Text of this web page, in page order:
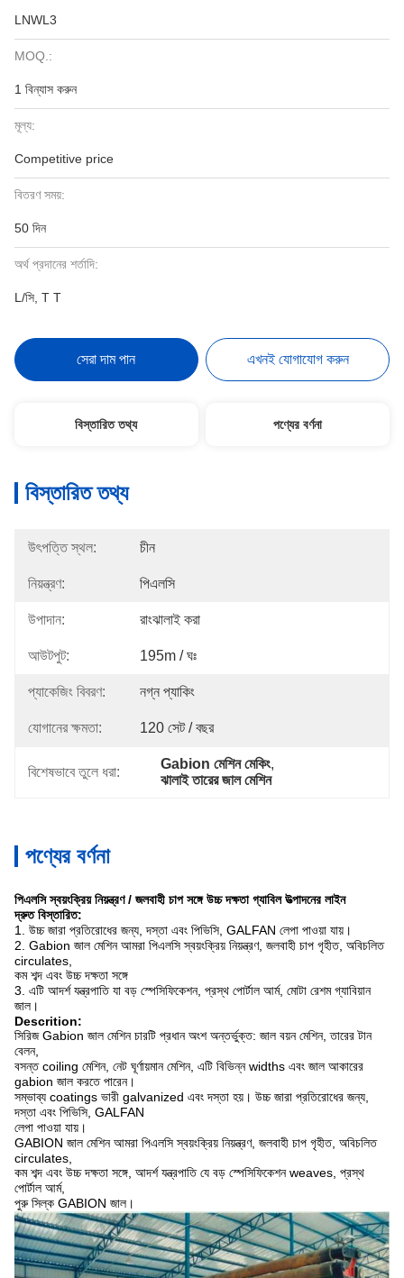
LNWL3
MOQ.:
1 বিন্যাস করুন
মূল্য:
Competitive price
বিতরণ সময়:
50 দিন
অর্থ প্রদানের শর্তাদি:
L/সি, T T
সেরা দাম পান এখনই যোগাযোগ করুন
বিস্তারিত তথ্য পণ্যের বর্ণনা
বিস্তারিত তথ্য
উৎপত্তি স্থল: চীন
নিয়ন্ত্রণ: পিএলসি
উপাদান: রাংঝালাই করা
আউটপুট: 195m / ঘঃ
প্যাকেজিং বিবরণ: নগ্ন প্যাকিং
যোগানের ক্ষমতা: 120 সেট / বছর
বিশেষভাবে তুলে ধরা:
Gabion মেশিন মেকিং,
ঝালাই তারের জাল মেশিন
পণ্যের বর্ণনা
পিএলসি স্বয়ংক্রিয় নিয়ন্ত্রণ / জলবাহী চাপ সঙ্গে উচ্চ দক্ষতা গ্যাবিল উত্পাদনের লাইন
দ্রুত বিস্তারিত:
1. উচ্চ জারা প্রতিরোধের জন্য, দস্তা এবং পিভিসি, GALFAN লেপা পাওয়া যায়।
2. Gabion জাল মেশিন আমরা পিএলসি স্বয়ংক্রিয় নিয়ন্ত্রণ, জলবাহী চাপ গৃহীত, অবিচলিত
circulates,
কম শব্দ এবং উচ্চ দক্ষতা সঙ্গে
3. এটি আদর্শ যন্ত্রপাতি যা বড় স্পেসিফিকেশন, প্রস্থ পোর্টাল আর্ম, মোটা রেশম গ্যাবিয়ান
জাল।
Descrition:
সিরিজ Gabion জাল মেশিন চারটি প্রধান অংশ অন্তর্ভুক্ত: জাল বয়ন মেশিন, তারের টান
বেলন,
বসন্ত coiling মেশিন, নেট ঘূর্ণায়মান মেশিন, এটি বিভিন্ন widths এবং জাল আকারের
gabion জাল করতে পারেন।
সম্ভাব্য coatings ভারী galvanized এবং দস্তা হয়। উচ্চ জারা প্রতিরোধের জন্য,
দস্তা এবং পিভিসি, GALFAN
লেপা পাওয়া যায়।
GABION জাল মেশিন আমরা পিএলসি স্বয়ংক্রিয় নিয়ন্ত্রণ, জলবাহী চাপ গৃহীত, অবিচলিত
circulates,
কম শব্দ এবং উচ্চ দক্ষতা সঙ্গে, আদর্শ যন্ত্রপাতি যে বড় স্পেসিফিকেশন weaves, প্রস্থ
পোর্টাল আর্ম,
পুরু সিল্ক GABION জাল।